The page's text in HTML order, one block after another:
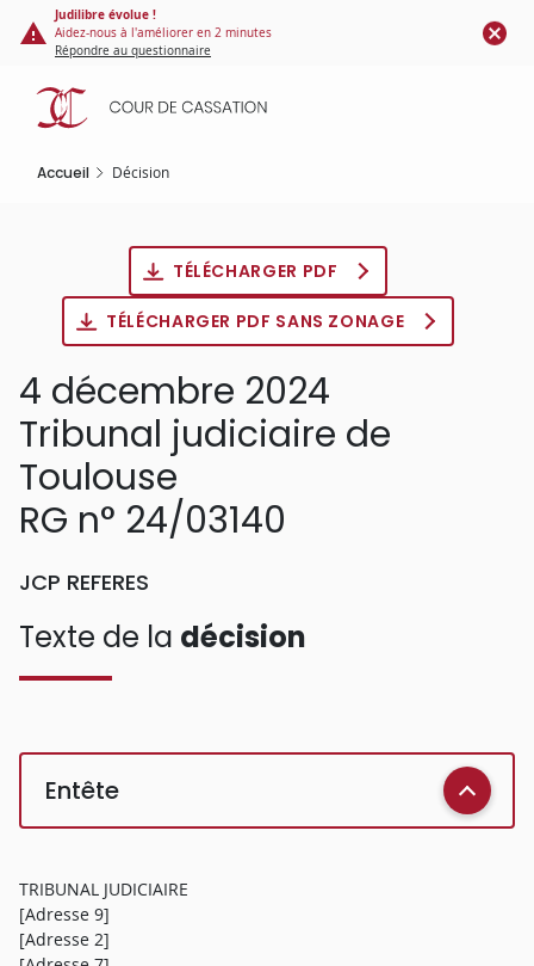
Panneau de gestion des cookies
contenu
principal
Judilibre évolue !
Aidez-nous à l'améliorer en 2 minutes
Répondre au questionnaire
Accueil Décision
TÉLÉCHARGER PDF
TÉLÉCHARGER PDF SANS ZONAGE
4 décembre 2024
Tribunal judiciaire de
Toulouse
RG n° 24/03140
JCP REFERES
Texte de la décision
Entête
TRIBUNAL JUDICIAIRE
[Adresse 9]
[Adresse 2]